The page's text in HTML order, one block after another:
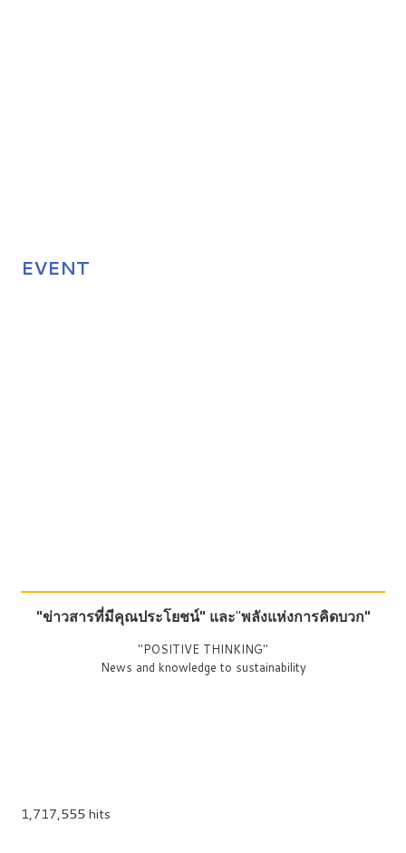
EVENT
"ข่าวสารที่มีคุณประโยชน์" และ"พลังแห่งการคิดบวก"
"POSITIVE THINKING"
News and knowledge to sustainability
1,717,555 hits